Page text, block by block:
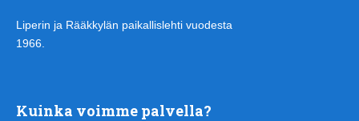
Liperin ja Rääkkylän paikallislehti vuodesta
1966.
Kuinka voimme palvella?